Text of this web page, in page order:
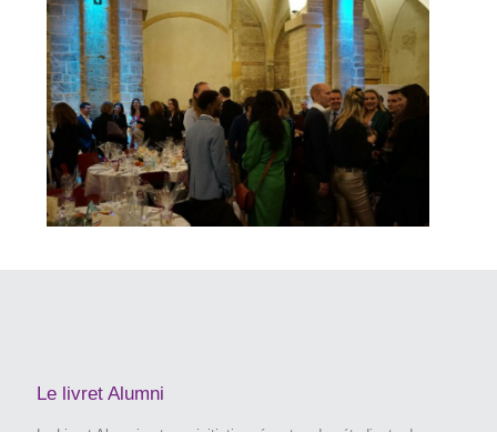
Le livret Alumni